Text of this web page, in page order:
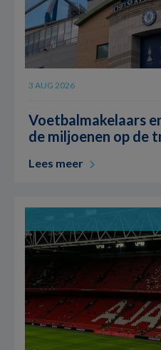
3 AUG 2026
Voetbalmakelaars
de miljoenen op de
Lees meer